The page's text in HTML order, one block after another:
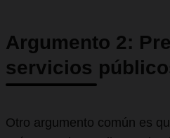
Argumento 2:
servicios
Otro argumento común es